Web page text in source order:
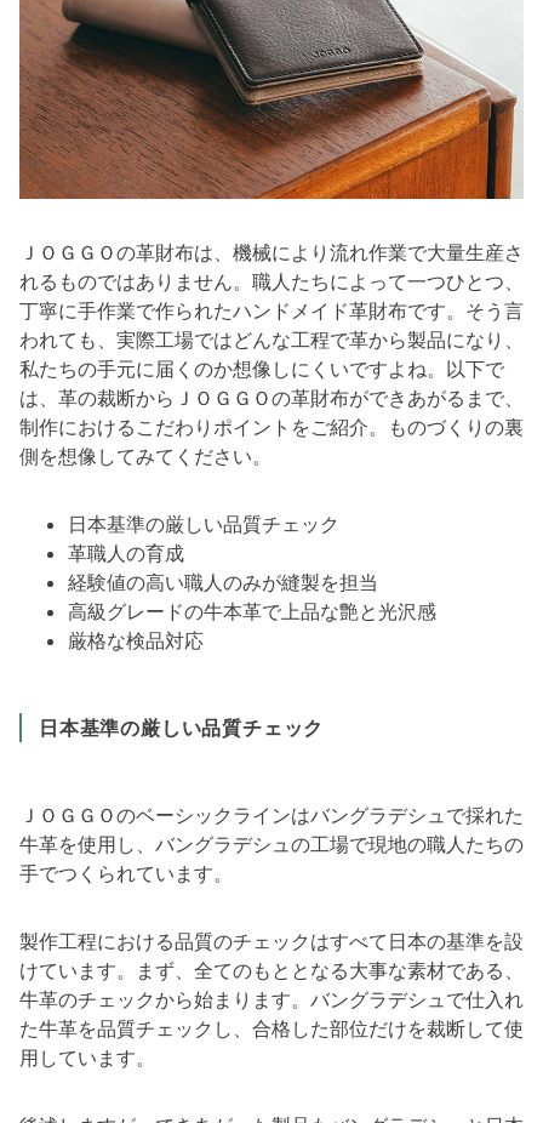
ＪＯＧＧＯの革財布は、機械により流れ作業で大量生産さ
れるものではありません。職人たちによって一つひとつ、
丁寧に手作業で作られたハンドメイド革財布です。そう言
われても、実際工場ではどんな工程で革から製品になり、
私たちの手元に届くのか想像しにくいですよね。以下で
は、革の裁断からＪＯＧＧＯの革財布ができあがるまで、
制作におけるこだわりポイントをご紹介。ものづくりの裏
側を想像してみてください。
日本基準の厳しい品質チェック
革職人の育成
経験値の高い職人のみが縫製を担当
高級グレードの牛本革で上品な艶と光沢感
厳格な検品対応
日本基準の厳しい品質チェック
ＪＯＧＧＯのベーシックラインはバングラデシュで採れた
牛革を使用し、バングラデシュの工場で現地の職人たちの
手でつくられています。
製作工程における品質のチェックはすべて日本の基準を設
けています。まず、全てのもととなる大事な素材である、
牛革のチェックから始まります。バングラデシュで仕入れ
た牛革を品質チェックし、合格した部位だけを裁断して使
用しています。